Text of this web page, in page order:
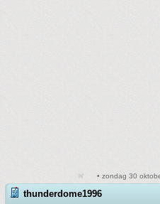
• zondag 30
thunderdome1996